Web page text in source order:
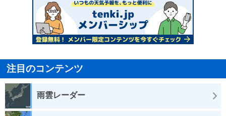
注目のコンテンツ
雨雲レーダー